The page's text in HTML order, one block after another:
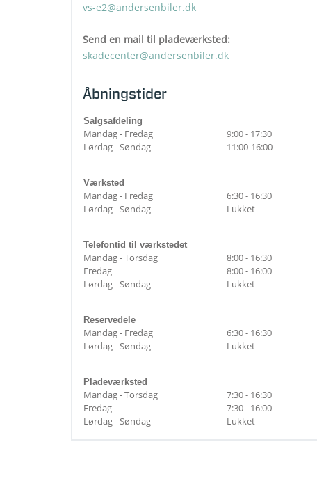
vs-e2@andersenbiler.dk
Send en mail til pladeværksted:
skadecenter@andersenbiler.dk
Åbningstider
Salgsafdeling
Mandag - Fredag
9:00 - 17:30
Lørdag - Søndag
11:00-16:00
Værksted
Mandag - Fredag
6:30 - 16:30
Lørdag - Søndag
Lukket
Telefontid til værkstedet
Mandag - Torsdag
8:00 - 16:30
Fredag
8:00 - 16:00
Lørdag - Søndag
Lukket
Reservedele
Mandag - Fredag
6:30 - 16:30
Lørdag - Søndag
Lukket
Pladeværksted
Mandag - Torsdag
7:30 - 16:30
Fredag
7:30 - 16:00
Lørdag - Søndag
Lukket